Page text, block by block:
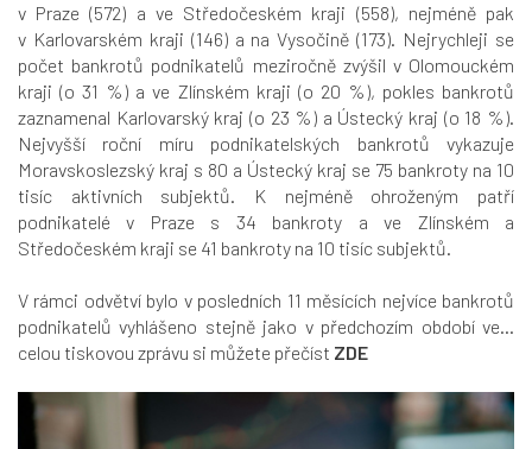
v Praze (572) a ve Středočeském kraji (558), nejméně pak
v Karlovarském kraji (146) a na Vysočině (173). Nejrychleji se
počet bankrotů podnikatelů meziročně zvýšil v Olomouckém
kraji (o 31 %) a ve Zlínském kraji (o 20 %), pokles bankrotů
zaznamenal Karlovarský kraj (o 23 %) a Ústecký kraj (o 18 %).
Nejvyšší roční míru podnikatelských bankrotů vykazuje
Moravskoslezský kraj s 80 a Ústecký kraj se 75 bankroty na 10
tisíc aktivních subjektů. K nejméně ohroženým patří
podnikatelé v Praze s 34 bankroty a ve Zlínském a
Středočeském kraji se 41 bankroty na 10 tisíc subjektů.
V rámci odvětví bylo v posledních 11 měsících nejvíce bankrotů
podnikatelů vyhlášeno stejně jako v předchozím období ve...
celou tiskovou zprávu si můžete přečíst ZDE